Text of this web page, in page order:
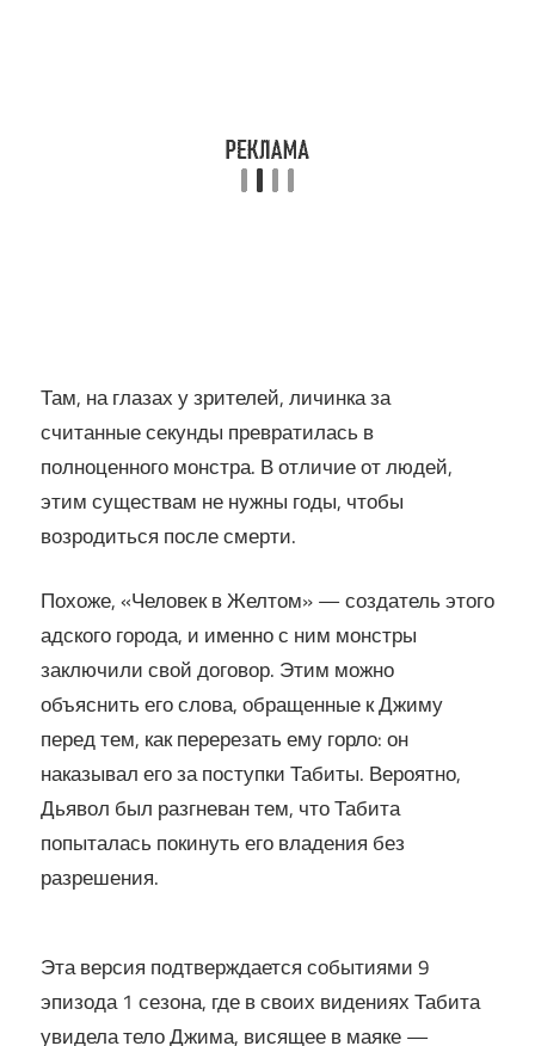
Там, на глазах у зрителей, личинка за
считанные секунды превратилась в
полноценного монстра. В отличие от людей,
этим существам не нужны годы, чтобы
возродиться после смерти.
Похоже, «Человек в Желтом» — создатель этого
адского города, и именно с ним монстры
заключили свой договор. Этим можно
объяснить его слова, обращенные к Джиму
перед тем, как перерезать ему горло: он
наказывал его за поступки Табиты. Вероятно,
Дьявол был разгневан тем, что Табита
попыталась покинуть его владения без
разрешения.
Эта версия подтверждается событиями 9
эпизода 1 сезона, где в своих видениях Табита
увидела тело Джима, висящее в маяке —